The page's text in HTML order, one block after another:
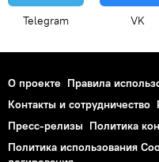
Telegram VK
О проекте Правила
Контакты и сотрудничество
Пресс-релизы Политика
Политика использования